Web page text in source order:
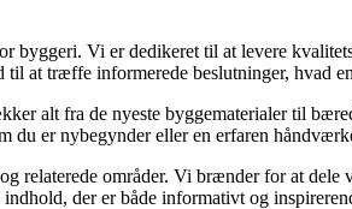
Vi er dedikeret til at levere
at træffe informerede beslutninger, hvad
alt fra de nyeste byggematerialer til
du er nybegynder eller en erfaren
områder. Vi brænder for at dele
der er både informativt og